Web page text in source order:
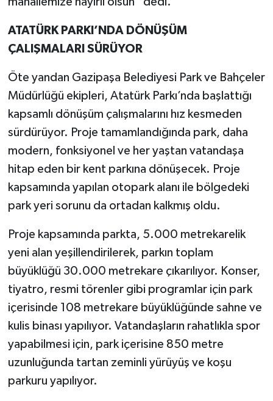
ATATÜRK PARKI’NDA DÖNÜŞÜM
ÇALIŞMALARI SÜRÜYOR
Öte yandan Gazipaşa Belediyesi Park ve Bahçeler
Müdürlüğü ekipleri, Atatürk Parkı’nda başlattığı
kapsamlı dönüşüm çalışmalarını hız kesmeden
sürdürüyor. Proje tamamlandığında park, daha
modern, fonksiyonel ve her yaştan vatandaşa
hitap eden bir kent parkına dönüşecek. Proje
kapsamında yapılan otopark alanı ile bölgedeki
park yeri sorunu da ortadan kalkmış oldu.
Proje kapsamında parkta, 5.000 metrekarelik
yeni alan yeşillendirilerek, parkın toplam
büyüklüğü 30.000 metrekare çıkarılıyor. Konser,
tiyatro, resmi törenler gibi programlar için park
içerisinde 108 metrekare büyüklüğünde sahne ve
kulis binası yapılıyor. Vatandaşların rahatlıkla spor
yapabilmesi için, park içerisine 850 metre
uzunluğunda tartan zeminli yürüyüş ve koşu
parkuru yapılıyor.